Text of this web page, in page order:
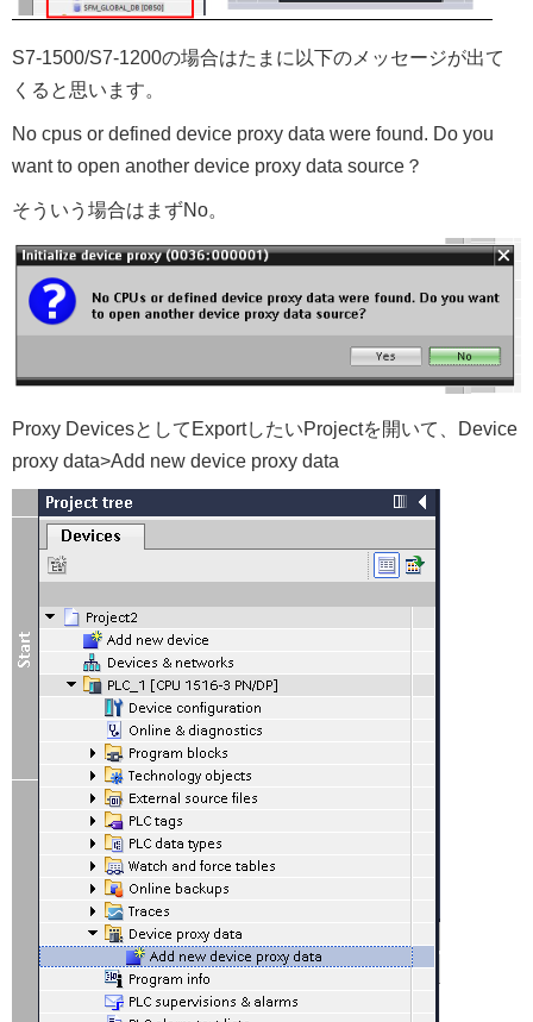
S7-1500/S7-1200の場合はたまに以下のメッセージが出て
くると思います。
No cpus or defined device proxy data were found. Do you
want to open another device proxy data source？
そういう場合はまずNo。
Proxy DevicesとしてExportしたいProjectを開いて、Device
proxy data>Add new device proxy data